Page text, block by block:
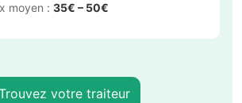
moyen : 35€ – 50€
votre traiteur